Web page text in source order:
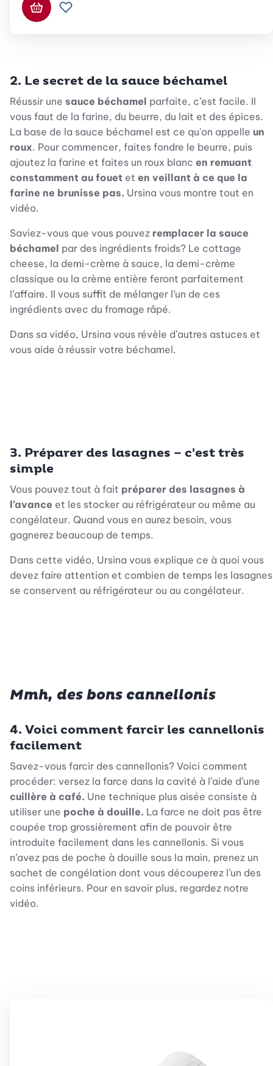
Ajouter au panier
Ajouter à la liste de souhaits.
2. Le secret de la sauce béchamel
Réussir une sauce béchamel parfaite, c’est facile. Il
vous faut de la farine, du beurre, du lait et des épices.
La base de la sauce béchamel est ce qu'on appelle un
roux. Pour commencer, faites fondre le beurre, puis
ajoutez la farine et faites un roux blanc en remuant
constamment au fouet et en veillant à ce que la
farine ne brunisse pas. Ursina vous montre tout en
vidéo.
Saviez-vous que vous pouvez remplacer la sauce
béchamel par des ingrédients froids? Le cottage
cheese, la demi-crème à sauce, la demi-crème
classique ou la crème entière feront parfaitement
l’affaire. Il vous suffit de mélanger l’un de ces
ingrédients avec du fromage râpé.
Dans sa vidéo, Ursina vous révèle d’autres astuces et
vous aide à réussir votre béchamel.
3. Préparer des lasagnes – c'est très
simple
Vous pouvez tout à fait préparer des lasagnes à
l’avance et les stocker au réfrigérateur ou même au
congélateur. Quand vous en aurez besoin, vous
gagnerez beaucoup de temps.
Dans cette vidéo, Ursina vous explique ce à quoi vous
devez faire attention et combien de temps les lasagnes
se conservent au réfrigérateur ou au congélateur.
Mmh, des bons cannellonis
4. Voici comment farcir les cannellonis
facilement
Savez-vous farcir des cannellonis? Voici comment
procéder: versez la farce dans la cavité à l’aide d’une
cuillère à café. Une technique plus aisée consiste à
utiliser une poche à douille. La farce ne doit pas être
coupée trop grossièrement afin de pouvoir être
introduite facilement dans les cannellonis. Si vous
n’avez pas de poche à douille sous la main, prenez un
sachet de congélation dont vous découperez l’un des
coins inférieurs. Pour en savoir plus, regardez notre
vidéo.